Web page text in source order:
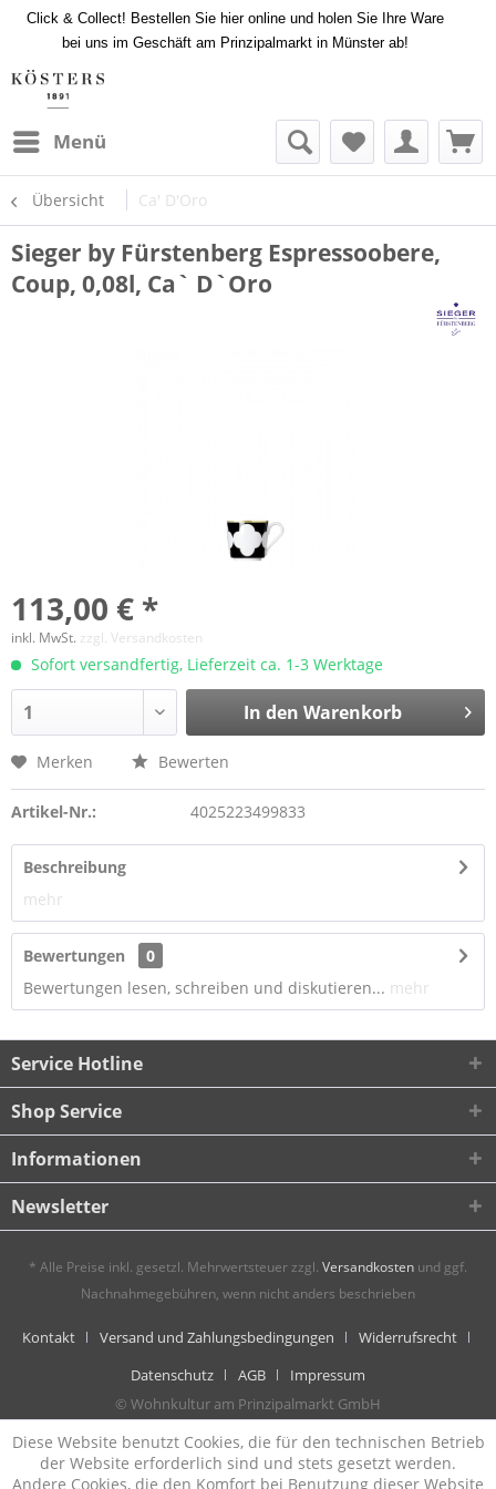
Click & Collect! Bestellen Sie hier online und holen Sie Ihre Ware
bei uns im Geschäft am Prinzipalmarkt in Münster ab!
Menü
Übersicht Ca' D'Oro
Sieger by Fürstenberg Espressoobere,
Coup, 0,08l, Ca` D`Oro
113,00 € *
inkl. MwSt. zzgl. Versandkosten
Sofort versandfertig, Lieferzeit ca. 1-3 Werktage
In den Warenkorb
Merken Bewerten
Artikel-Nr.: 4025223499833
Beschreibung
mehr
Bewertungen
0
Bewertungen lesen, schreiben und diskutieren... mehr
Service Hotline
Shop Service
Informationen
Newsletter
* Alle Preise inkl. gesetzl. Mehrwertsteuer zzgl. Versandkosten und ggf.
Nachnahmegebühren, wenn nicht anders beschrieben
Kontakt Versand und Zahlungsbedingungen
Widerrufsrecht
Datenschutz
AGB
Impressum
© Wohnkultur am Prinzipalmarkt GmbH
Diese Website benutzt Cookies, die für den technischen Betrieb
der Website erforderlich sind und stets gesetzt werden.
Andere Cookies, die den Komfort bei Benutzung dieser Website